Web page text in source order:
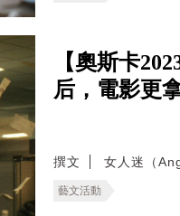
【奧斯卡
后，電影更
撰文 女人迷（
藝文活動